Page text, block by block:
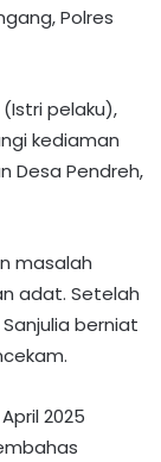
Polres
pelaku),
kediaman
Desa Pendreh,
masalah
adat. Setelah
berniat
2025